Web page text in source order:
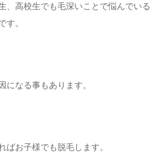
、高校生でも毛深いことで悩んでいる
す。
になる事もあります。
ばお子様でも脱毛します。